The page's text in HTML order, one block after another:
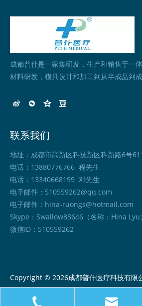
成都普什是一家集研发，生产和销售于一
材料研发，模具设计和加工到从半成品到成
联系我们
地址：成都市高新区科技新区科新路6号
电话：13880776766 程先生
电话：13340668199 邓先生
电子邮件： 510559262@qq.com
电子邮件： hina-ruongs@hotmail.com
Skype：Swallow83646（名称：Hina Lyu）
微信ID：510559262
Copyright © 2026成都普什医疗科技有限